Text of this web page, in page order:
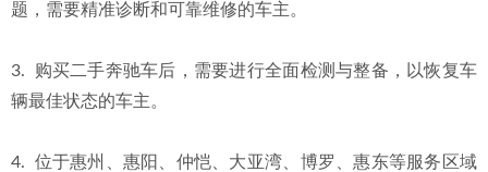
题，需要精准诊断和可靠维修的车主。
3.  购买二手奔驰车后，需要进行全面检测与整备，以恢复车
辆最佳状态的车主。
4.  位于惠州、惠阳、仲恺、大亚湾、博罗、惠东等服务区域